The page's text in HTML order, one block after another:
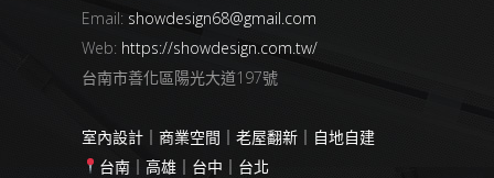
Email: showdesign68@gmail.com
Web: https://showdesign.com.tw/
台南市善化區陽光大道197號
室內設計｜商業空間｜老屋翻新｜自地自建
台南｜高雄｜台中｜台北